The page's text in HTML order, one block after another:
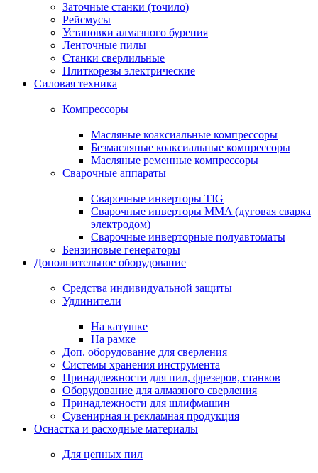
Заточные станки (точило)
Рейсмусы
Установки алмазного бурения
Ленточные пилы
Станки сверлильные
Плиткорезы электрические
Силовая техника
Компрессоры
Масляные коаксиальные компрессоры
Безмасляные коаксиальные компрессоры
Масляные ременные компрессоры
Сварочные аппараты
Сварочные инверторы TIG
Сварочные инверторы MMA (дуговая сварка
электродом)
Сварочные инверторные полуавтоматы
Бензиновые генераторы
Дополнительное оборудование
Средства индивидуальной защиты
Удлинители
На катушке
На рамке
Доп. оборудование для сверления
Системы хранения инструмента
Принадлежности для пил, фрезеров, станков
Оборудование для алмазного сверления
Принадлежности для шлифмашин
Сувенирная и рекламная продукция
Оснастка и расходные материалы
Для цепных пил